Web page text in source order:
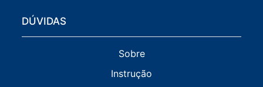
DÚVIDAS
Sobre
Instrução